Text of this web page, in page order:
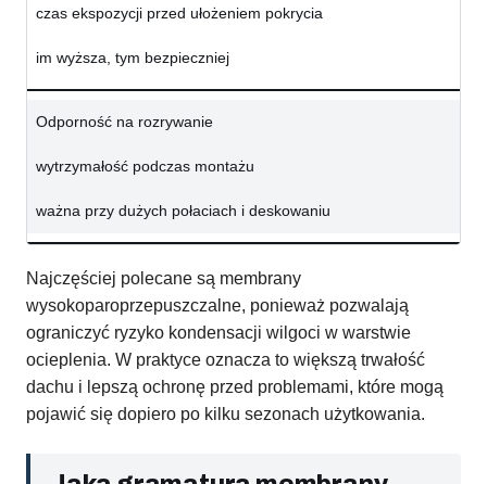
czas ekspozycji przed ułożeniem pokrycia
im wyższa, tym bezpieczniej
Odporność na rozrywanie
wytrzymałość podczas montażu
ważna przy dużych połaciach i deskowaniu
Najczęściej polecane są membrany
wysokoparoprzepuszczalne, ponieważ pozwalają
ograniczyć ryzyko kondensacji wilgoci w warstwie
ocieplenia. W praktyce oznacza to większą trwałość
dachu i lepszą ochronę przed problemami, które mogą
pojawić się dopiero po kilku sezonach użytkowania.